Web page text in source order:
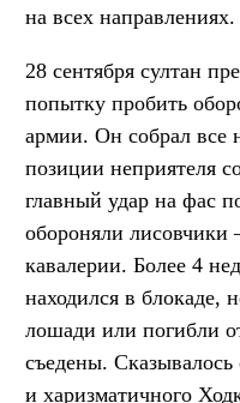
на всех направлениях.
28 сентября султан
попытку пробить
армии. Он собрал все
позиции неприятеля
главный удар на фас
обороняли лисовчики
кавалерии. Более 4
находился в блокаде,
лошади или погибли
съедены. Сказывалось
и харизматичного